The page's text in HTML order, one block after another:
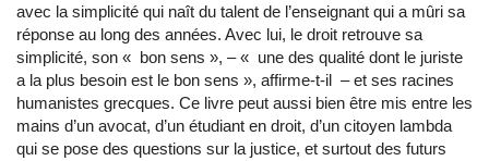
avec la simplicité qui naît du talent de l’enseignant qui a mûri sa
réponse au long des années. Avec lui, le droit retrouve sa
simplicité, son « bon sens », – « une des qualité dont le juriste
a la plus besoin est le bon sens », affirme-t-il – et ses racines
humanistes grecques. Ce livre peut aussi bien être mis entre les
mains d’un avocat, d’un étudiant en droit, d’un citoyen lambda
qui se pose des questions sur la justice, et surtout des futurs